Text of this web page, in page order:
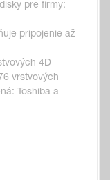
pre firmy:
pripojenie až
4D
vrstvových
Toshiba a